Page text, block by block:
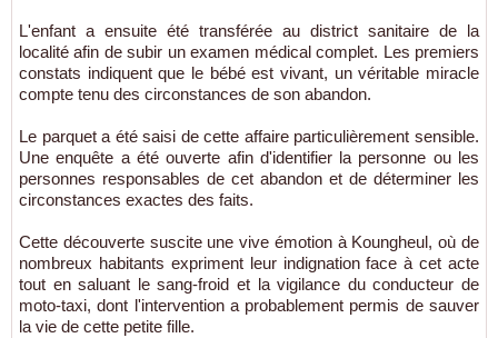
L'enfant a ensuite été transférée au district sanitaire de la
localité afin de subir un examen médical complet. Les premiers
constats indiquent que le bébé est vivant, un véritable miracle
compte tenu des circonstances de son abandon.
Le parquet a été saisi de cette affaire particulièrement sensible.
Une enquête a été ouverte afin d'identifier la personne ou les
personnes responsables de cet abandon et de déterminer les
circonstances exactes des faits.
Cette découverte suscite une vive émotion à Koungheul, où de
nombreux habitants expriment leur indignation face à cet acte
tout en saluant le sang-froid et la vigilance du conducteur de
moto-taxi, dont l'intervention a probablement permis de sauver
la vie de cette petite fille.